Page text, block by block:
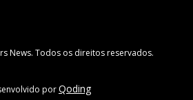
News. Todos os direitos reservados.
porQoding